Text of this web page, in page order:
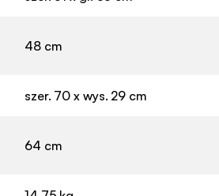
48 cm
szer. 70 x wys. 29 cm
64 cm